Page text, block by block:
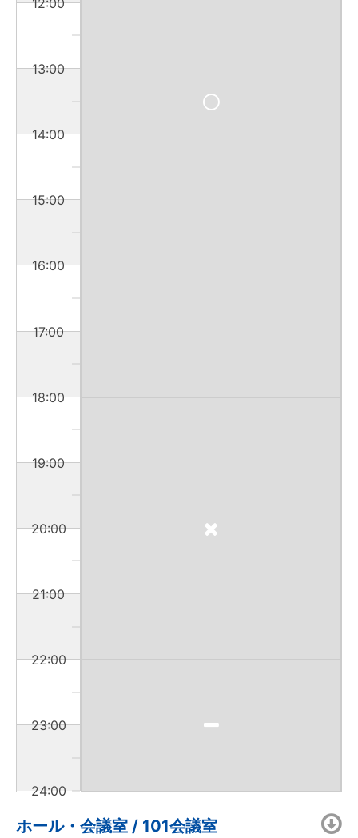
13:00
14:00
15:00
16:00
17:00
18:00
19:00
20:00
21:00
22:00
23:00
24:00
ホール・会議室 / 101会議室